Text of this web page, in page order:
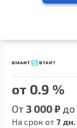
от 0.9 %
От 3 000 ₽ до
На срок от 7 дн.